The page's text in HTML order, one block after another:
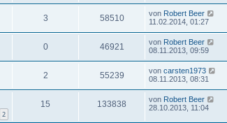
3 58510 von Robert Beer
11.02.2014, 01:27
0 46921 von Robert Beer
08.11.2013, 09:59
2 55239 von carsten1973
08.11.2013, 08:31
2
15 133838 von Robert Beer
28.10.2013, 11:04